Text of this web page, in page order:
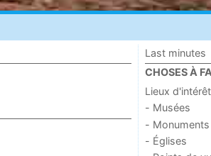
Last minutes
CHOSES À
Lieux d'intérêt
- Musées
- Monuments
- Églises